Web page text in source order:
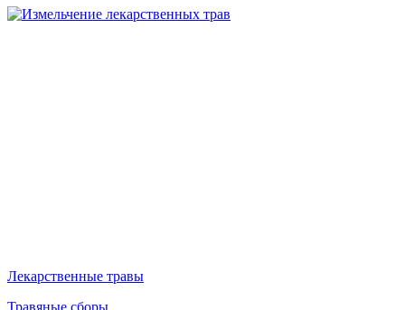
Лекарственные травы
Травяные сборы